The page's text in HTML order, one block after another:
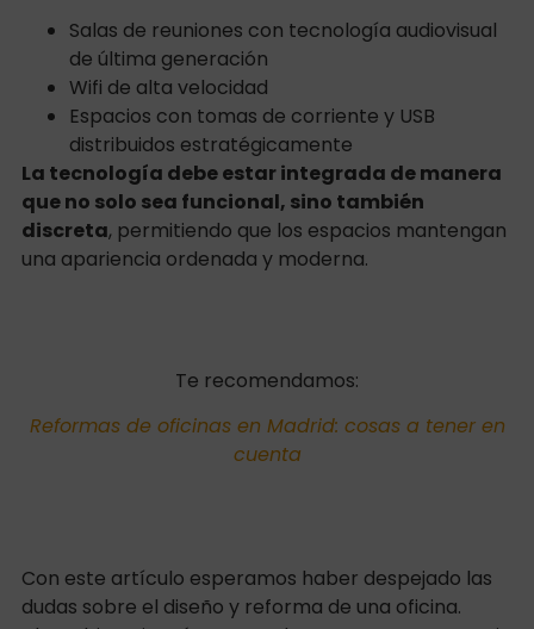
Salas de reuniones con tecnología audiovisual
de última generación
Wifi de alta velocidad
Espacios con tomas de corriente y USB
distribuidos estratégicamente
La tecnología debe estar integrada de manera
que no solo sea funcional, sino también
discreta, permitiendo que los espacios mantengan
una apariencia ordenada y moderna.
Te recomendamos:
Reformas de oficinas en Madrid: cosas a tener en
cuenta
Con este artículo esperamos haber despejado las
dudas sobre el diseño y reforma de una oficina.